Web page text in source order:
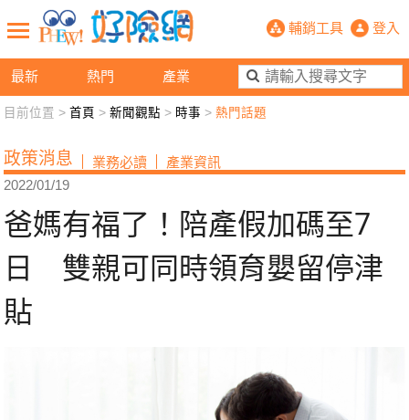
最新 熱門 產業
爸媽有福了！陪產假加碼至7日
輔銷工具 登入
新聞觀點 業務交流 好險懂生活
退休先準備 好險學堂 輔銷工具 活動專區
目前位置 >首頁 >新聞觀點 > 時事 >熱門話題
政策消息 業務必讀 產業資訊
2022/01/19
爸媽有福了！陪產假加碼至7
日 雙親可同時領育嬰留停津
貼